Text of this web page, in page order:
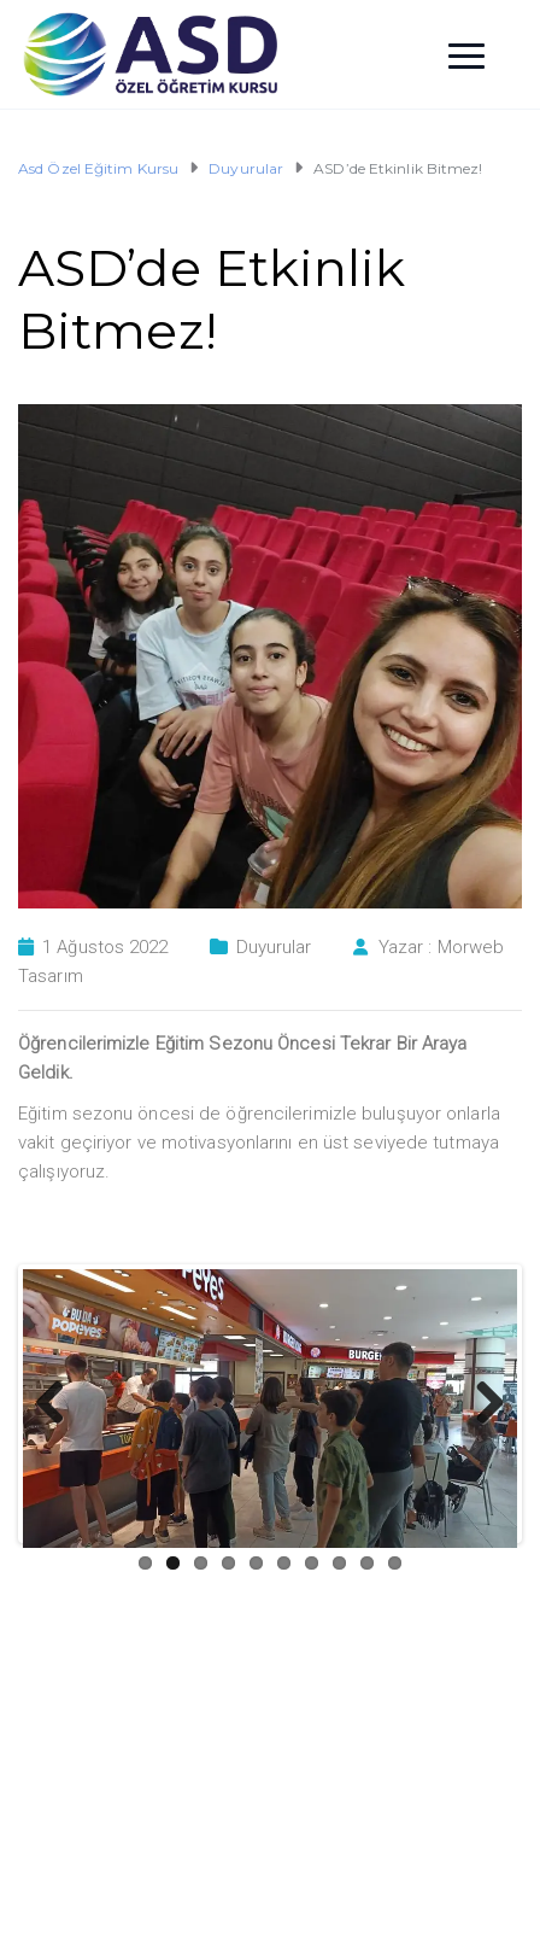
Asd Özel Eğitim Kursu Duyurular ASD’de Etkinlik Bitmez!
ASD’de Etkinlik
Bitmez!
1 Ağustos 2022 Duyurular Yazar : Morweb
Tasarım
Öğrencilerimizle Eğitim Sezonu Öncesi Tekrar Bir Araya
Geldik.
Eğitim sezonu öncesi de öğrencilerimizle buluşuyor onlarla
vakit geçiriyor ve motivasyonlarını en üst seviyede tutmaya
çalışıyoruz.
Previ
ous
Next